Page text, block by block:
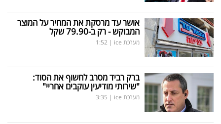
אושר עד מרסקת את המחיר על המוצר
המבוקש - רק ב-79.90 שקל
מערכת ice |
1:52
ברק רביד מסרב לחשוף את הסוד:
"שירותי מודיעין עוקבים אחריי"
מערכת ice |
3:35